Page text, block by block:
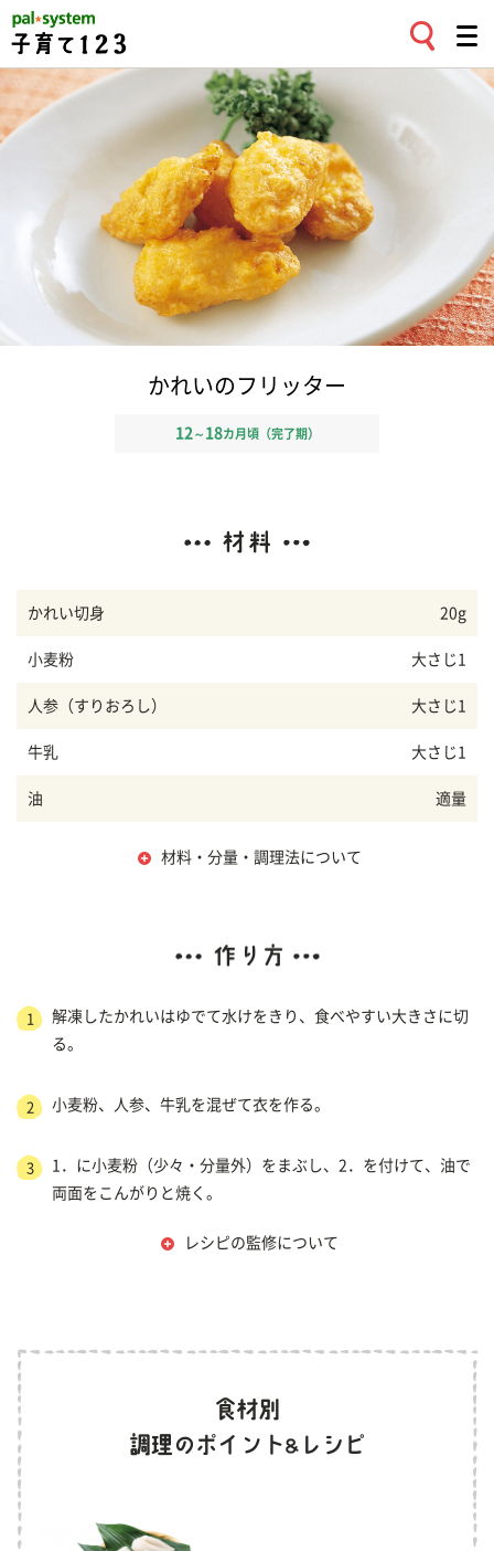
かれいのフリッター
12 ～ 18カ月頃（完了期）
かれい切身 20g
小麦粉 大さじ1
人参（すりおろし） 大さじ1
牛乳 大さじ1
油 適量
材料・分量・調理法について
1
解凍したかれいはゆでて水けをきり、食べやすい大きさに切
る。
2 小麦粉、人参、牛乳を混ぜて衣を作る。
3
1．に小麦粉（少々・分量外）をまぶし、2．を付けて、油で
両面をこんがりと焼く。
レシピの監修について